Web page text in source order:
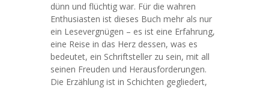
dünn und flüchtig war. Für die wahren
Enthusiasten ist dieses Buch mehr als nur
ein Lesevergnügen – es ist eine Erfahrung,
eine Reise in das Herz dessen, was es
bedeutet, ein Schriftsteller zu sein, mit all
seinen Freuden und Herausforderungen.
Die Erzählung ist in Schichten gegliedert,